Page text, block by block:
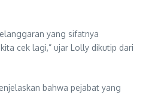
yang sifatnya
cek lagi,” ujar Lolly dikutip dari
bahwa pejabat yang